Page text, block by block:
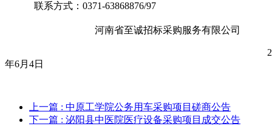
联系方式： 0371-63868876/97
河南省至诚招标采购服务有限公司
年6月4日
上一篇 : 中原工学院公务用车采购项目磋商公告
下一篇 : 泌阳县中医院医疗设备采购项目成交公告